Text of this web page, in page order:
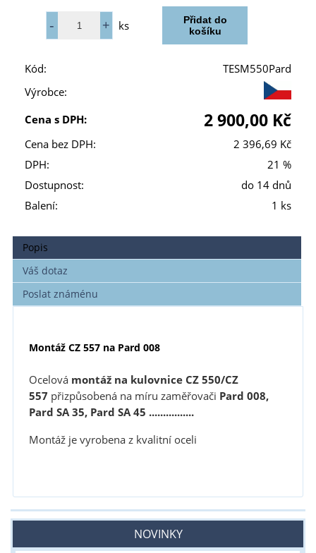
ks
Kód:
TESM550Pard
Výrobce:
Cena s DPH:
2 900,00 Kč
Cena bez DPH:
2 396,69 Kč
DPH:
21 %
Dostupnost:
do 14 dnů
Balení:
1 ks
Popis
Váš dotaz
Poslat známénu
Montáž CZ 557 na Pard 008
Ocelovámontáž na kulovnice CZ 550/CZ
557 přizpůsobená na míru zaměřovači Pard 008,
Pard SA 35, Pard SA 45 ................
Montáž je vyrobena z kvalitní oceli
NOVINKY